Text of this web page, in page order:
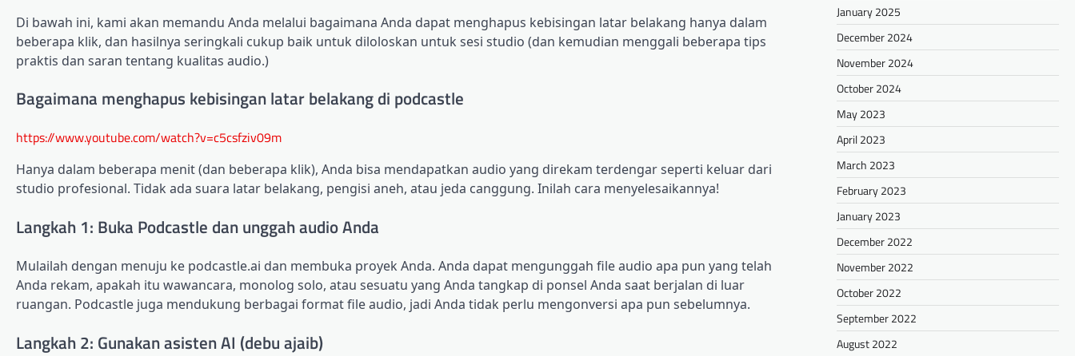
Di bawah ini, kami akan memandu Anda melalui bagaimana Anda dapat menghapus kebisingan latar belakang hanya dalam
beberapa klik, dan hasilnya seringkali cukup baik untuk diloloskan untuk sesi studio (dan kemudian menggali beberapa tips
praktis dan saran tentang kualitas audio.)
Bagaimana menghapus kebisingan latar belakang di podcastle
https://www.youtube.com/watch?v=c5csfziv09m
Hanya dalam beberapa menit (dan beberapa klik), Anda bisa mendapatkan audio yang direkam terdengar seperti keluar dari
studio profesional. Tidak ada suara latar belakang, pengisi aneh, atau jeda canggung. Inilah cara menyelesaikannya!
Langkah 1: Buka Podcastle dan unggah audio Anda
Mulailah dengan menuju ke podcastle.ai dan membuka proyek Anda. Anda dapat mengunggah file audio apa pun yang telah
Anda rekam, apakah itu wawancara, monolog solo, atau sesuatu yang Anda tangkap di ponsel Anda saat berjalan di luar
ruangan. Podcastle juga mendukung berbagai format file audio, jadi Anda tidak perlu mengonversi apa pun sebelumnya.
Langkah 2: Gunakan asisten AI (debu ajaib)
January 2025
December 2024
November 2024
October 2024
May 2023
April 2023
March 2023
February 2023
January 2023
December 2022
November 2022
October 2022
September 2022
August 2022